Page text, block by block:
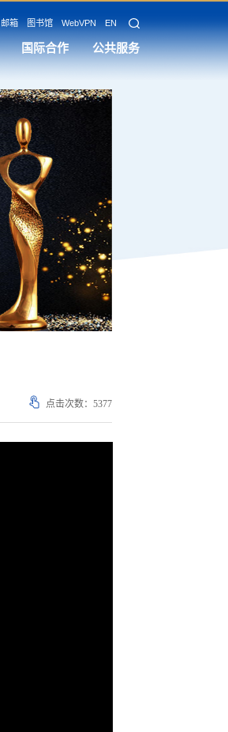
邮箱 图书馆 WebVPN EN
国际合作 公共服务
点击次数： 5377